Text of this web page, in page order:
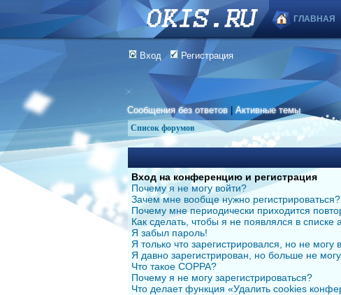
ГЛАВНАЯ
Вход Регистрация
Сообщения без ответов |Активные темы
Список форумов
Вход на конференцию и регистрация
Почему я не могу войти?
Зачем мне вообще нужно регистрироваться?
Почему мне периодически приходится
Как сделать, чтобы я не появлялся в списке
Я забыл пароль!
Я только что зарегистрировался, но не могу
Я давно зарегистрирован, но больше не
Что такое COPPA?
Почему я не могу зарегистрироваться?
Что делает функция «Удалить cookies